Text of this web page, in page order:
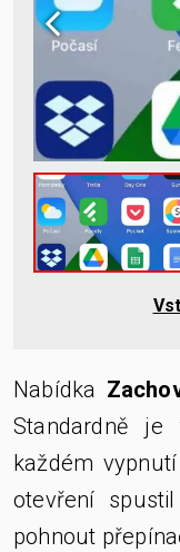
Nabídka
Standardně
každém
otevření
pohnout